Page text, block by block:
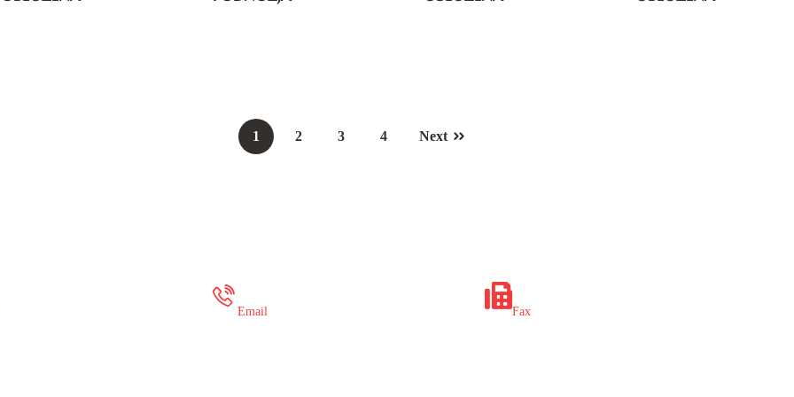
1 2 3 4 Next
Email
+387 35 649 703
Fax